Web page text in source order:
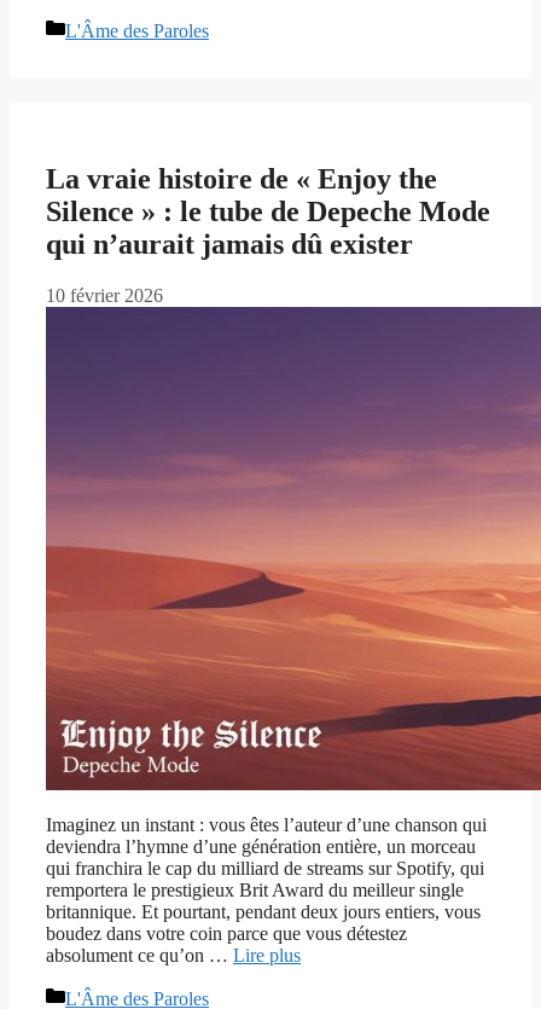
Catégories
L'Âme des Paroles
La vraie histoire de « Enjoy the
Silence » : le tube de Depeche Mode
qui n’aurait jamais dû exister
10 février 2026
Imaginez un instant : vous êtes l’auteur d’une chanson qui
deviendra l’hymne d’une génération entière, un morceau
qui franchira le cap du milliard de streams sur Spotify, qui
remportera le prestigieux Brit Award du meilleur single
britannique. Et pourtant, pendant deux jours entiers, vous
boudez dans votre coin parce que vous détestez
absolument ce qu’on … Lire plus
Catégories
L'Âme des Paroles